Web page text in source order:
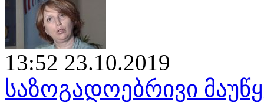
13:52 23.10.2019
საზოგადოებრივი